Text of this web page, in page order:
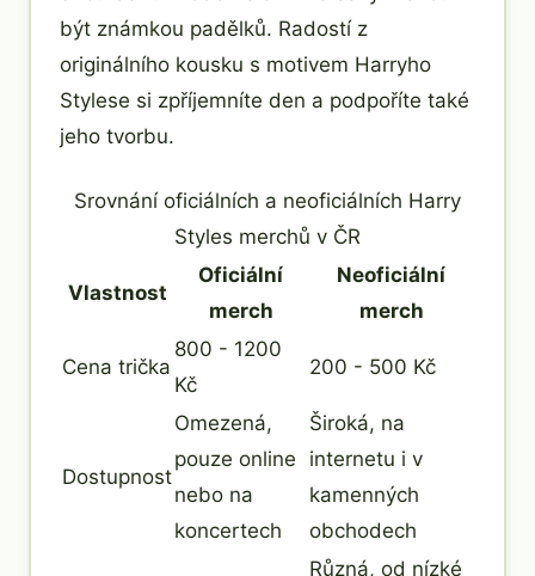
být známkou padělků. Radostí z
originálního kousku s motivem Harryho
Stylese si zpříjemníte den a podpoříte také
jeho tvorbu.
Srovnání oficiálních a neoficiálních Harry
Styles merchů v ČR
Vlastnost
Oficiální
merch
Neoficiální
merch
Cena trička
800 - 1200
Kč
200 - 500 Kč
Dostupnost
Omezená,
pouze online
nebo na
koncertech
Široká, na
internetu i v
kamenných
obchodech
Různá, od nízké